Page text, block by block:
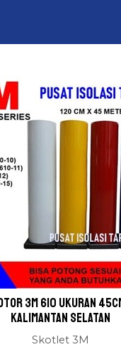
3M 610 Ukuran
Kalimantan Selatan
Skotlet 3M